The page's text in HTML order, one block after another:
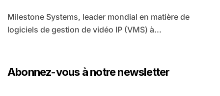
Milestone Systems, leader mondial en matière de
logiciels de gestion de vidéo IP (VMS) à...
Abonnez-vous à notre newsletter